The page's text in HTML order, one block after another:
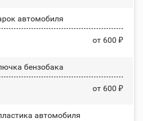
автомобиля
от 600 ₽
бензобака
от 600 ₽
автомобиля